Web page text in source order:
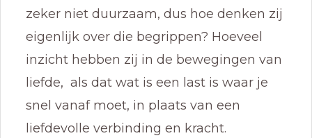
zeker niet duurzaam, dus hoe denken zij
eigenlijk over die begrippen? Hoeveel
inzicht hebben zij in de bewegingen van
liefde, als dat wat is een last is waar je
snel vanaf moet, in plaats van een
liefdevolle verbinding en kracht.